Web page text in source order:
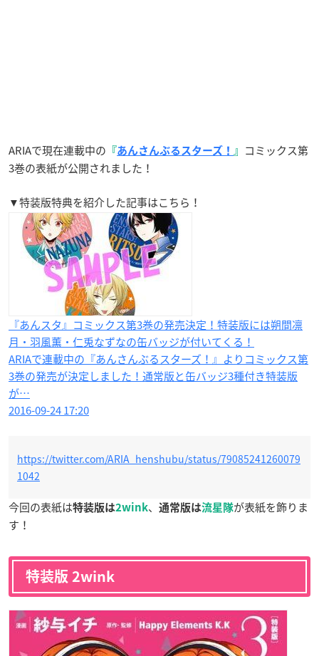
ARIAで現在連載中の 『あんさんぶるスターズ！ 』
コミックス第
3巻の表紙が公開されました！
▼特装版特典を紹介した記事はこちら！
『あんスタ』コミックス第3巻の発売決定！特装版には朔間凛
月・羽風薫・仁兎なずなの缶バッジが付いてくる！
ARIAで連載中の『あんさんぶるスターズ！』よりコミックス第
3巻の発売が決定しました！通常版と缶バッジ3種付き特装版
が…
2016-09-24 17:20
https://twitter.com/ARIA_henshubu/status/79085241260079
1042
今回の表紙は特装版は2wink、 通常版は流星隊が表紙を飾りま
す！
特装版 2wink